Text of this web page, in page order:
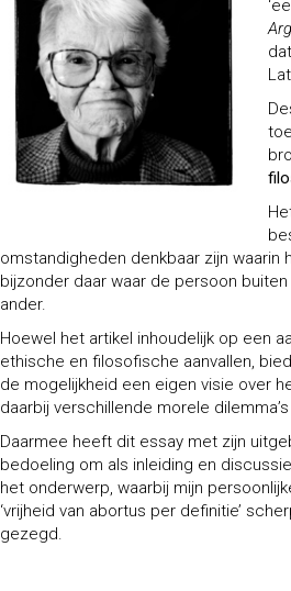
omstandigheden denkbaar zijn
bijzonder daar waar de persoon
ander.
Hoewel het artikel inhoudelijk op een
ethische en filosofische aanvallen,
de mogelijkheid een eigen visie over
daarbij verschillende morele
Daarmee heeft dit essay met zijn
bedoeling om als inleiding en
het onderwerp, waarbij mijn
‘vrijheid van abortus per definitie’
gezegd.